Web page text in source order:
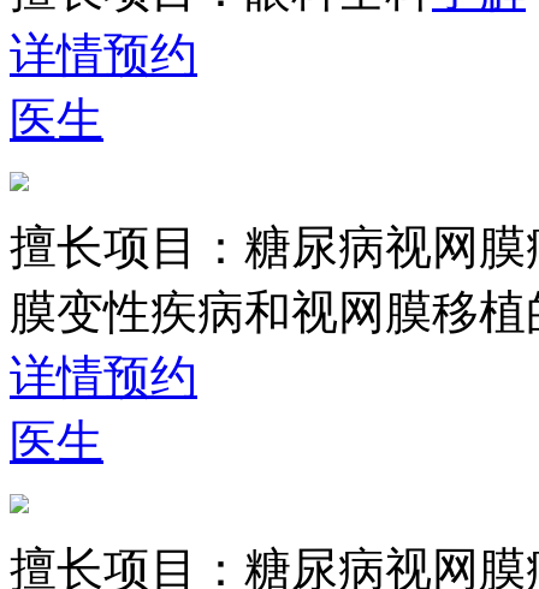
详情预约
医生
擅长项目： 糖尿病视网
膜变性疾病和视网膜移
详情预约
医生
擅长项目： 糖尿病视网